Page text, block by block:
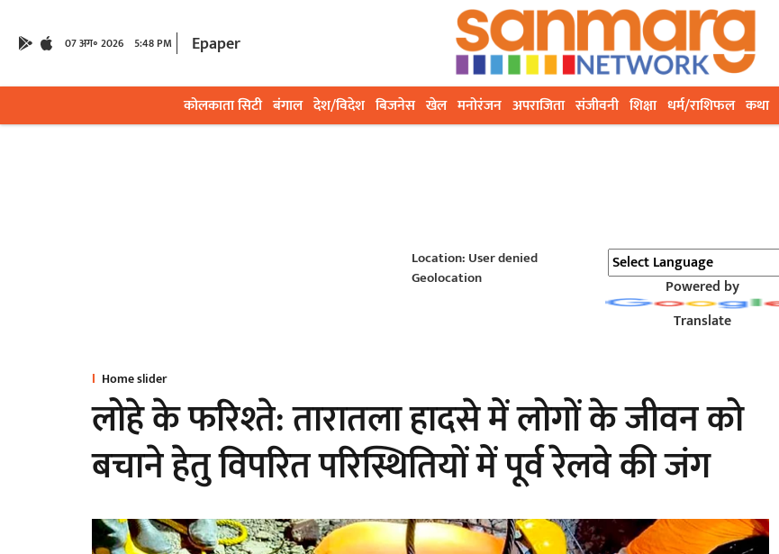
07 अग॰ 2026 5:48 PM Epaper
कोलकाता सिटी बंगाल देश/विदेश बिजनेस खेल मनोरंजन अपराजिता संजीवनी शिक्षा धर्म/राशिफल कथा
Location: User denied
Geolocation
Powered by
Translate
Home slider
लोहे के फरिश्ते: तारातला हादसे में लोगों के जीवन को
बचाने हेतु विपरित परिस्थितियों में पूर्व रेलवे की जंग